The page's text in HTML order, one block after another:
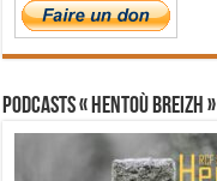
PODCASTS « Hentoù Breizh »